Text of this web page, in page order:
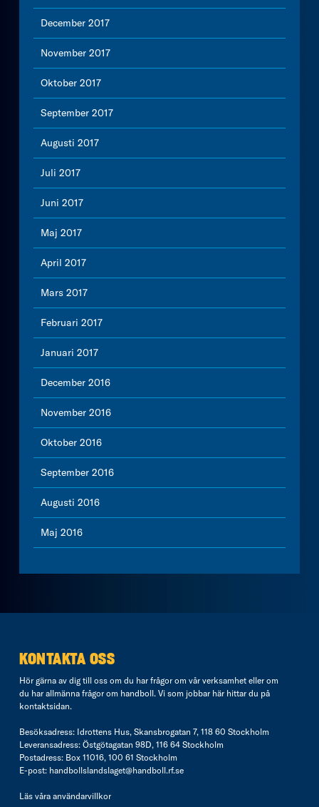
December 2017
November 2017
Oktober 2017
September 2017
Augusti 2017
Juli 2017
Juni 2017
Maj 2017
April 2017
Mars 2017
Februari 2017
Januari 2017
December 2016
November 2016
Oktober 2016
September 2016
Augusti 2016
Maj 2016
KONTAKTA OSS
Hör gärna av dig till oss om du har frågor om vår verksamhet eller om
du har allmänna frågor om handboll. Vi som jobbar här hittar du på
kontaktsidan.
Besöksadress: Idrottens Hus, Skansbrogatan 7, 118 60 Stockholm
Leveransadress: Östgötagatan 98D, 116 64 Stockholm
Postadress: Box 11016, 100 61 Stockholm
E-post: handbollslandslaget@handboll.rf.se
Läs våra användarvillkor